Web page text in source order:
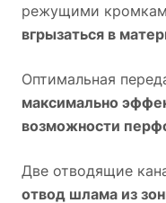
режущими
вгрызаться в
Оптимальная
максимально
возможности
Две отводящие
отвод шлама из